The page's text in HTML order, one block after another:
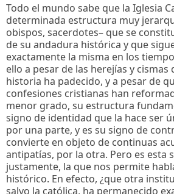
Todo el mundo sabe que la Iglesia
determinada estructura muy
obispos, sacerdotes– que se
de su andadura histórica y que
exactamente la misma en los
ello a pesar de las herejías y cismas
historia ha padecido, y a pesar de
confesiones cristianas han
menor grado, su estructura
signo de identidad que la hace ser
por una parte, y es su signo de
convierte en objeto de continuas
antipatías, por la otra. Pero es esta
justamente, la que nos permite
histórico. En efecto, ¿que otra
salvo la católica, ha permanecido